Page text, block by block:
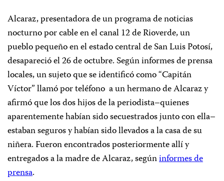
Alcaraz, presentadora de un programa de noticias
nocturno por cable en el canal 12 de Rioverde, un
pueblo pequeño en el estado central de San Luis Potosí,
desapareció el 26 de octubre. Según informes de prensa
locales, un sujeto que se identificó como “Capitán
Víctor” llamó por teléfono a un hermano de Alcaraz y
afirmó que los dos hijos de la periodista–quienes
aparentemente habían sido secuestrados junto con ella–
estaban seguros y habían sido llevados a la casa de su
niñera. Fueron encontrados posteriormente allí y
entregados a la madre de Alcaraz, segúninformes de
prensa.